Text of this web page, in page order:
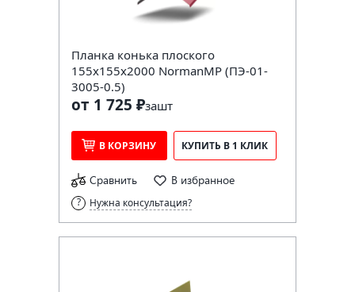
Планка конька плоского
155х155х2000 NormanMP (ПЭ-01-
3005-0.5)
от 1 725 ₽зашт
В КОРЗИНУ КУПИТЬ В 1 КЛИК
Сравнить В избранное
Нужна консультация?